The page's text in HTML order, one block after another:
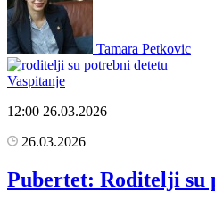
Tamara Petkovic
Vaspitanje
12:00 26.03.2026
26.03.2026
Pubertet: Roditelji su